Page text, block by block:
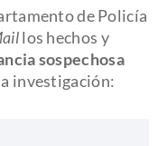
de Policía
los hechos y
sospechosa
investigación: